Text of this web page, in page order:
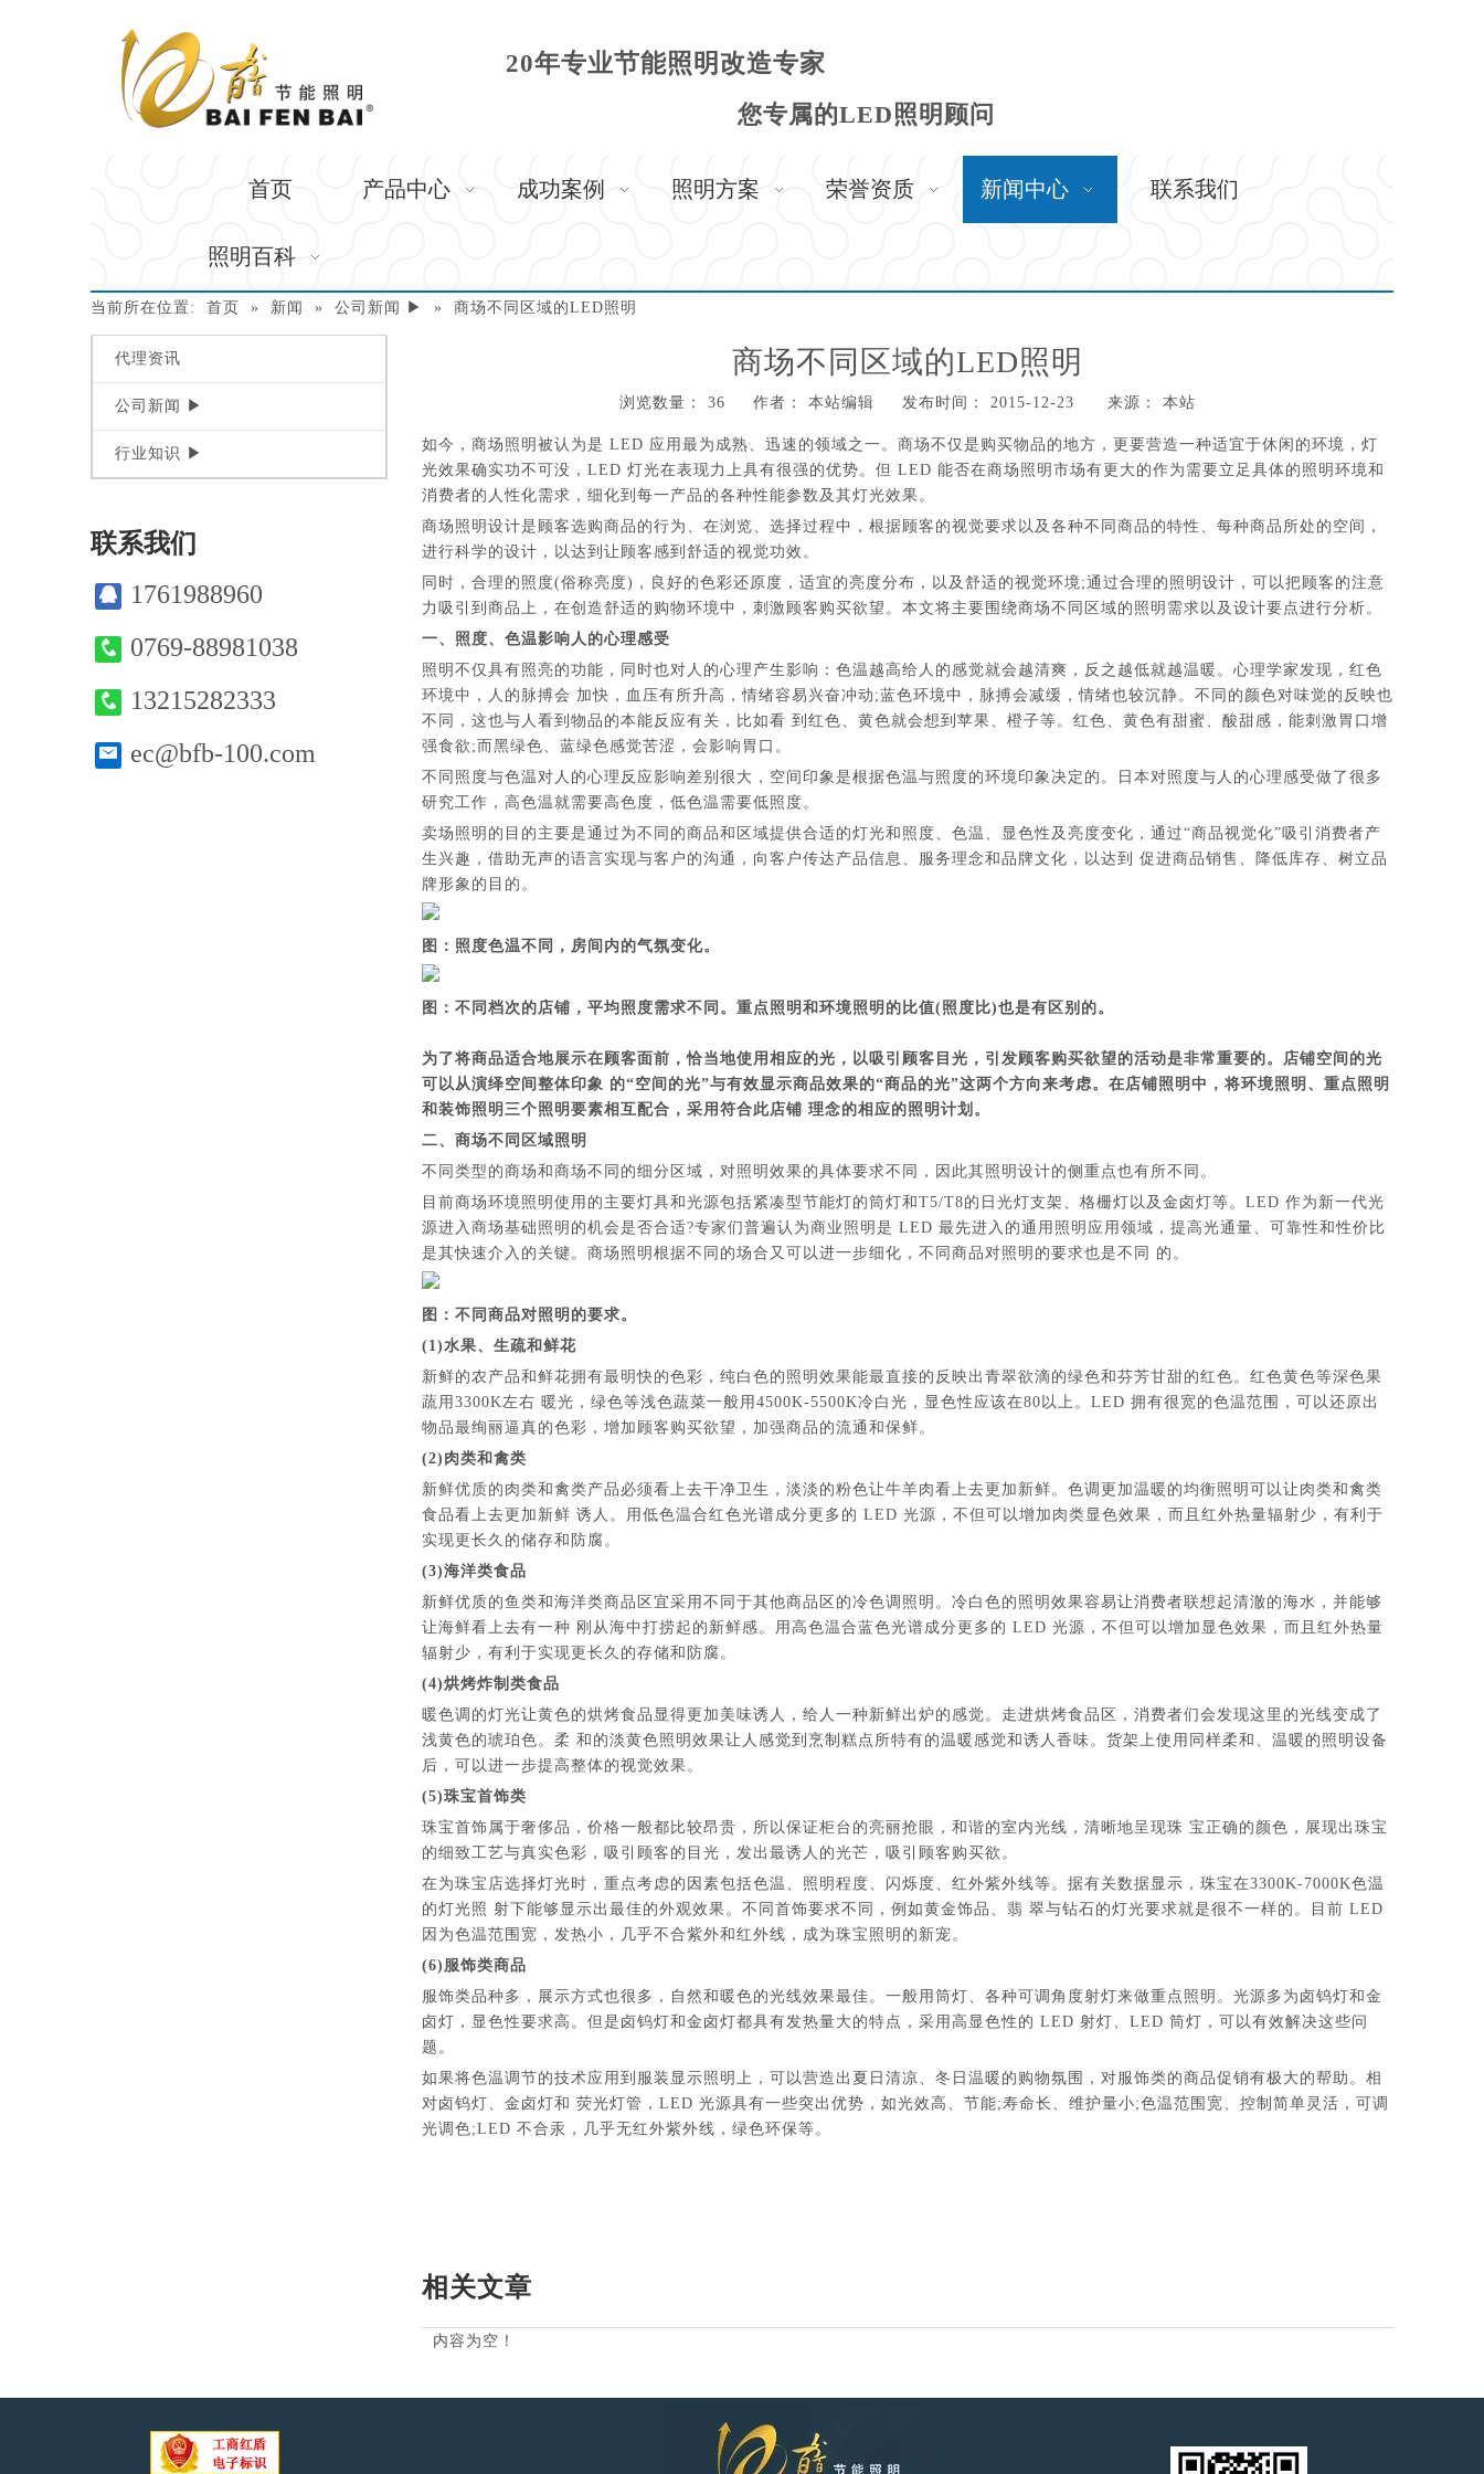
20年专业节能照明改造专家
您专属的LED照明顾问
首页 产品中心 成功案例 照明方案 荣誉资质 新闻中心 联系我们
照明百科
当前所在位置: 首页 » 新闻 » 公司新闻 ▶ » 商场不同区域的LED照明
代理资讯
公司新闻 ▶
行业知识 ▶
联系我们
1761988960
0769-88981038
13215282333
ec@bfb-100.com
商场不同区域的LED照明
浏览数量： 36 作者： 本站编辑 发布时间： 2015-12-23 来源： 本站
["wechat","weibo","qzone","douban","email"]
如今，商场照明被认为是 LED 应用最为成熟、迅速的领域之一。商场不仅是购买物品的地方，更要营造一种适宜于休闲的环境，灯
光效果确实功不可没，LED 灯光在表现力上具有很强的优势。但 LED 能否在商场照明市场有更大的作为需要立足具体的照明环境和
消费者的人性化需求，细化到每一产品的各种性能参数及其灯光效果。
商场照明设计是顾客选购商品的行为、在浏览、选择过程中，根据顾客的视觉要求以及各种不同商品的特性、每种商品所处的空间，
进行科学的设计，以达到让顾客感到舒适的视觉功效。
同时，合理的照度(俗称亮度)，良好的色彩还原度，适宜的亮度分布，以及舒适的视觉环境;通过合理的照明设计，可以把顾客的注意
力吸引到商品上，在创造舒适的购物环境中，刺激顾客购买欲望。本文将主要围绕商场不同区域的照明需求以及设计要点进行分析。
一、照度、色温影响人的心理感受
照明不仅具有照亮的功能，同时也对人的心理产生影响：色温越高给人的感觉就会越清爽，反之越低就越温暖。心理学家发现，红色
环境中，人的脉搏会 加快，血压有所升高，情绪容易兴奋冲动;蓝色环境中，脉搏会减缓，情绪也较沉静。不同的颜色对味觉的反映也
不同，这也与人看到物品的本能反应有关，比如看 到红色、黄色就会想到苹果、橙子等。红色、黄色有甜蜜、酸甜感，能刺激胃口增
强食欲;而黑绿色、蓝绿色感觉苦涩，会影响胃口。
不同照度与色温对人的心理反应影响差别很大，空间印象是根据色温与照度的环境印象决定的。日本对照度与人的心理感受做了很多
研究工作，高色温就需要高色度，低色温需要低照度。
卖场照明的目的主要是通过为不同的商品和区域提供合适的灯光和照度、色温、显色性及亮度变化，通过“商品视觉化”吸引消费者产
生兴趣，借助无声的语言实现与客户的沟通，向客户传达产品信息、服务理念和品牌文化，以达到 促进商品销售、降低库存、树立品
牌形象的目的。
图：照度色温不同，房间内的气氛变化。
图：不同档次的店铺，平均照度需求不同。重点照明和环境照明的比值(照度比)也是有区别的。
为了将商品适合地展示在顾客面前，恰当地使用相应的光，以吸引顾客目光，引发顾客购买欲望的活动是非常重要的。店铺空间的光
可以从演绎空间整体印象 的“空间的光”与有效显示商品效果的“商品的光”这两个方向来考虑。在店铺照明中，将环境照明、重点照明
和装饰照明三个照明要素相互配合，采用符合此店铺 理念的相应的照明计划。
二、商场不同区域照明
不同类型的商场和商场不同的细分区域，对照明效果的具体要求不同，因此其照明设计的侧重点也有所不同。
目前商场环境照明使用的主要灯具和光源包括紧凑型节能灯的筒灯和T5/T8的日光灯支架、格栅灯以及金卤灯等。LED 作为新一代光
源进入商场基础照明的机会是否合适?专家们普遍认为商业照明是 LED 最先进入的通用照明应用领域，提高光通量、可靠性和性价比
是其快速介入的关键。商场照明根据不同的场合又可以进一步细化，不同商品对照明的要求也是不同 的。
图：不同商品对照明的要求。
(1)水果、生疏和鲜花
新鲜的农产品和鲜花拥有最明快的色彩，纯白色的照明效果能最直接的反映出青翠欲滴的绿色和芬芳甘甜的红色。红色黄色等深色果
蔬用3300K左右 暖光，绿色等浅色蔬菜一般用4500K-5500K冷白光，显色性应该在80以上。LED 拥有很宽的色温范围，可以还原出
物品最绚丽逼真的色彩，增加顾客购买欲望，加强商品的流通和保鲜。
(2)肉类和禽类
新鲜优质的肉类和禽类产品必须看上去干净卫生，淡淡的粉色让牛羊肉看上去更加新鲜。色调更加温暖的均衡照明可以让肉类和禽类
食品看上去更加新鲜 诱人。用低色温合红色光谱成分更多的 LED 光源，不但可以增加肉类显色效果，而且红外热量辐射少，有利于
实现更长久的储存和防腐。
(3)海洋类食品
新鲜优质的鱼类和海洋类商品区宜采用不同于其他商品区的冷色调照明。冷白色的照明效果容易让消费者联想起清澈的海水，并能够
让海鲜看上去有一种 刚从海中打捞起的新鲜感。用高色温合蓝色光谱成分更多的 LED 光源，不但可以增加显色效果，而且红外热量
辐射少，有利于实现更长久的存储和防腐。
(4)烘烤炸制类食品
暖色调的灯光让黄色的烘烤食品显得更加美味诱人，给人一种新鲜出炉的感觉。走进烘烤食品区，消费者们会发现这里的光线变成了
浅黄色的琥珀色。柔 和的淡黄色照明效果让人感觉到烹制糕点所特有的温暖感觉和诱人香味。货架上使用同样柔和、温暖的照明设备
后，可以进一步提高整体的视觉效果。
(5)珠宝首饰类
珠宝首饰属于奢侈品，价格一般都比较昂贵，所以保证柜台的亮丽抢眼，和谐的室内光线，清晰地呈现珠 宝正确的颜色，展现出珠宝
的细致工艺与真实色彩，吸引顾客的目光，发出最诱人的光芒，吸引顾客购买欲。
在为珠宝店选择灯光时，重点考虑的因素包括色温、照明程度、闪烁度、红外紫外线等。据有关数据显示，珠宝在3300K-7000K色温
的灯光照 射下能够显示出最佳的外观效果。不同首饰要求不同，例如黄金饰品、翡 翠与钻石的灯光要求就是很不一样的。目前 LED
因为色温范围宽，发热小，几乎不合紫外和红外线，成为珠宝照明的新宠。
(6)服饰类商品
服饰类品种多，展示方式也很多，自然和暖色的光线效果最佳。一般用筒灯、各种可调角度射灯来做重点照明。光源多为卤钨灯和金
卤灯，显色性要求高。但是卤钨灯和金卤灯都具有发热量大的特点，采用高显色性的 LED 射灯、LED 筒灯，可以有效解决这些问
题。
如果将色温调节的技术应用到服装显示照明上，可以营造出夏日清凉、冬日温暖的购物氛围，对服饰类的商品促销有极大的帮助。相
对卤钨灯、金卤灯和 荧光灯管，LED 光源具有一些突出优势，如光效高、节能;寿命长、维护量小;色温范围宽、控制简单灵活，可调
光调色;LED 不合汞，几乎无红外紫外线，绿色环保等。
相关文章
内容为空！